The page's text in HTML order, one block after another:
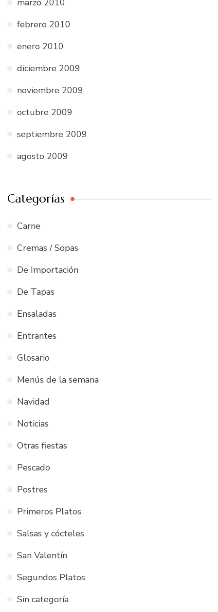
marzo 2010
febrero 2010
enero 2010
diciembre 2009
noviembre 2009
octubre 2009
septiembre 2009
agosto 2009
Categorías
Carne
Cremas / Sopas
De Importación
De Tapas
Ensaladas
Entrantes
Glosario
Menús de la semana
Navidad
Noticias
Otras fiestas
Pescado
Postres
Primeros Platos
Salsas y cócteles
San Valentín
Segundos Platos
Sin categoría